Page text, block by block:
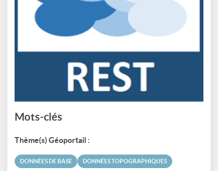
Mots-clés
Thème(s) Géoportail :
DONNÉES DE BASE DONNÉES TOPOGRAPHIQUES